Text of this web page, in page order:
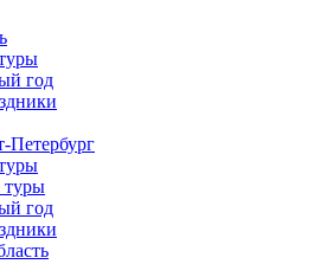
год
Петербург
год